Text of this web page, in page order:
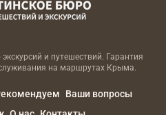
и путешествий. Гарантия
на маршрутах Крыма.
Ваши вопросы